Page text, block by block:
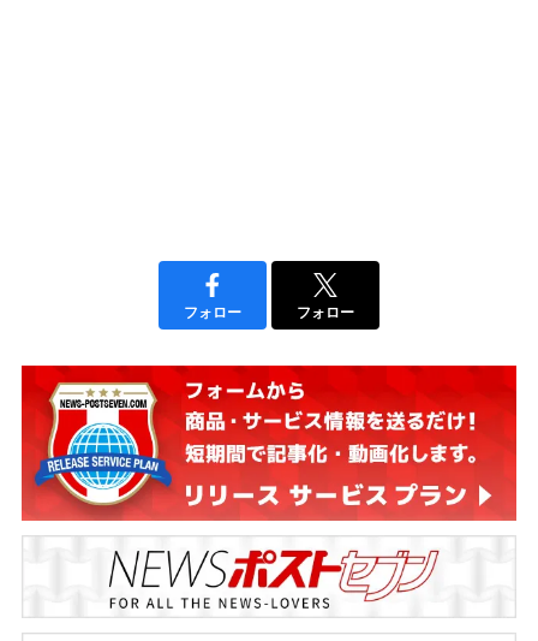
フォロー フォロー